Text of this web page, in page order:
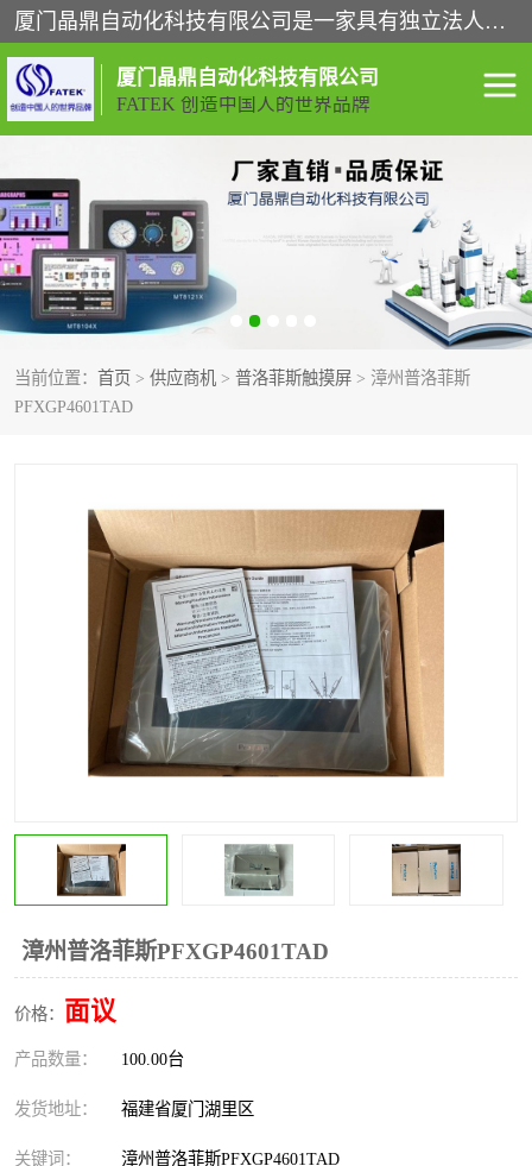
厦门晶鼎自动化科技有限公司是一家具有独立法人资格的高新技术企业；代理销售的产品有台湾威纶触摸屏，魏德米勒全系列，永宏触摸屏,威纶触摸屏,台湾威纶weinview触摸屏,台湾永宏PLC，FATEK,永宏伺服,图儿克总线，施耐德，欧姆龙，西门子，富士变频，K&N蓝系列， BUSSMANN，松下变频器，丹佛斯变频器等。
厦门晶鼎自动化科技有限公司
FATEK 创造中国人的世界品牌
当前位置： 首页 > 供应商机 > 普洛菲斯触摸屏 > 漳州普洛菲斯
PFXGP4601TAD
漳州普洛菲斯PFXGP4601TAD
价格： 面议
产品数量： 100.00台
发货地址： 福建省厦门湖里区
关键词： 漳州普洛菲斯PFXGP4601TAD
闽台永宏PLC WEINVIEW闽台威纶触摸
正弦变频器正弦伺服 魏德米勒接线端子
ABB电流开关 魏德米勒电源
丹佛斯变频器 MOXA通讯模块
其他
安士能开关
克罗地亚 普洛菲斯触摸屏
魏德米勒继电器 施迈赛限位开关